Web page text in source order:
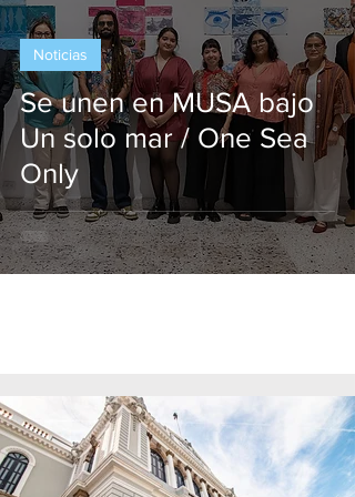
Se unen en MUSA bajo
Un solo mar / One Sea
Only
Noticias